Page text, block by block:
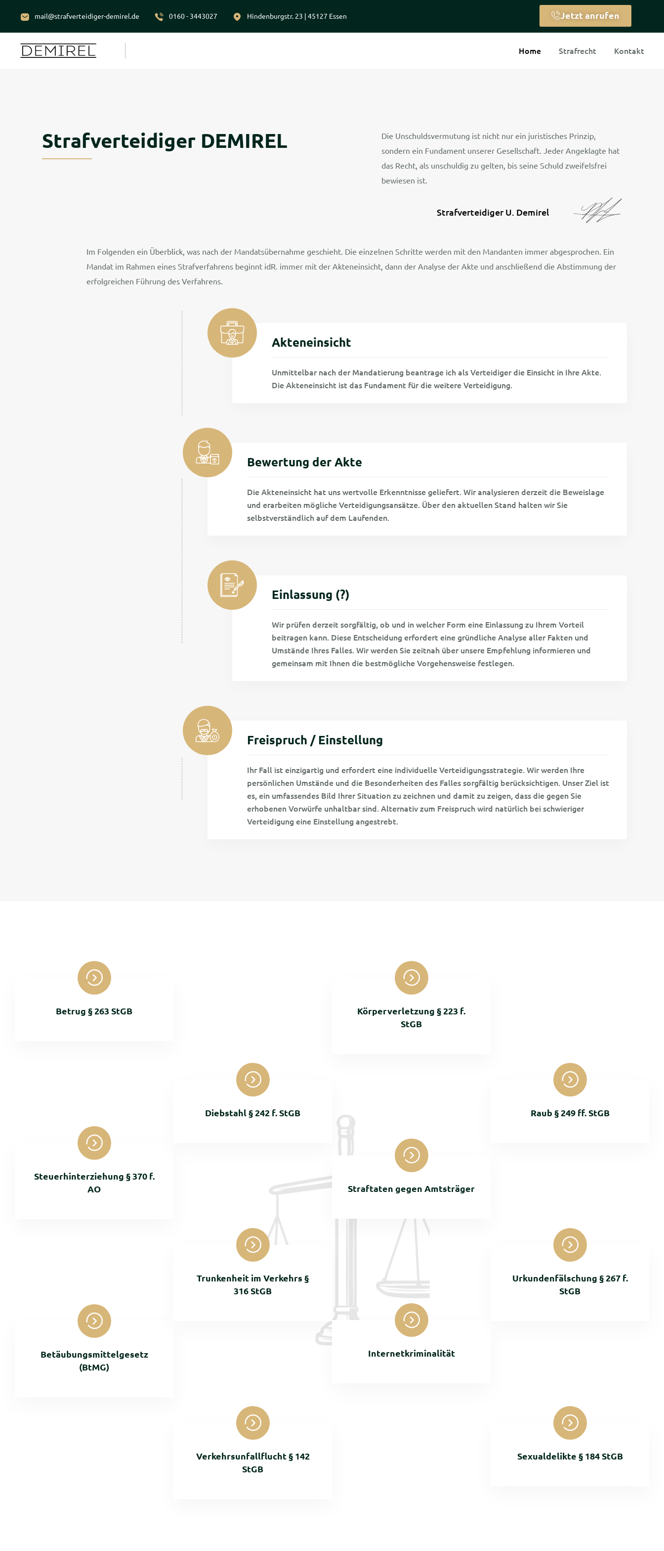
mail@strafverteidiger-demirel.de 0160 - 3443027 Hindenburgstr. 23 | 45127 Essen Jetzt anrufen
Home Strafrecht Kontakt
Strafverteidiger DEMIREL
Die Unschuldsvermutung ist nicht nur ein juristisches Prinzip,
sondern ein Fundament unserer Gesellschaft. Jeder Angeklagte hat
das Recht, als unschuldig zu gelten, bis seine Schuld zweifelsfrei
bewiesen ist.
Strafverteidiger U. Demirel
Im Folgenden ein Überblick, was nach der Mandatsübernahme geschieht. Die einzelnen Schritte werden mit den Mandanten immer abgesprochen. Ein
Mandat im Rahmen eines Strafverfahrens beginnt idR. immer mit der Akteneinsicht, dann der Analyse der Akte und anschließend die Abstimmung der
erfolgreichen Führung des Verfahrens.
Akteneinsicht
Unmittelbar nach der Mandatierung beantrage ich als Verteidiger die Einsicht in Ihre Akte.
Die Akteneinsicht ist das Fundament für die weitere Verteidigung.
Bewertung der Akte
Die Akteneinsicht hat uns wertvolle Erkenntnisse geliefert. Wir analysieren derzeit die Beweislage
und erarbeiten mögliche Verteidigungsansätze. Über den aktuellen Stand halten wir Sie
selbstverständlich auf dem Laufenden.
Einlassung (?)
Wir prüfen derzeit sorgfältig, ob und in welcher Form eine Einlassung zu Ihrem Vorteil
beitragen kann. Diese Entscheidung erfordert eine gründliche Analyse aller Fakten und
Umstände Ihres Falles. Wir werden Sie zeitnah über unsere Empfehlung informieren und
gemeinsam mit Ihnen die bestmögliche Vorgehensweise festlegen.
Freispruch / Einstellung
Ihr Fall ist einzigartig und erfordert eine individuelle Verteidigungsstrategie. Wir werden Ihre
persönlichen Umstände und die Besonderheiten des Falles sorgfältig berücksichtigen. Unser Ziel ist
es, ein umfassendes Bild Ihrer Situation zu zeichnen und damit zu zeigen, dass die gegen Sie
erhobenen Vorwürfe unhaltbar sind. Alternativ zum Freispruch wird natürlich bei schwieriger
Verteidigung eine Einstellung angestrebt.
Betrug § 263 StGB
Steuerhinterziehung § 370 f.
AO
Betäubungsmittelgesetz
(BtMG)
Diebstahl § 242 f. StGB
Trunkenheit im Verkehrs §
316 StGB
Verkehrsunfallflucht § 142
StGB
Körperverletzung § 223 f.
StGB
Straftaten gegen Amtsträger
Internetkriminalität
Raub § 249 ff. StGB
Urkundenfälschung § 267 f.
StGB
Sexualdelikte § 184 StGB